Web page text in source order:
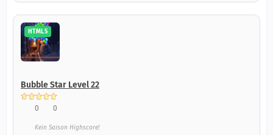
HTML5
Bubble Star Level 22
0 0
Kein Saison Highscore!